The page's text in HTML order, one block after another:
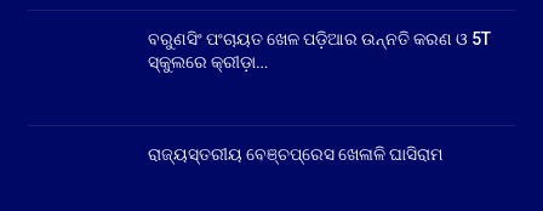
ବରୁଣସିଂ ପଂଚାୟତ ଖେଳ ପଡ଼ିଆର ଉନ୍ନତି କରଣ ଓ 5T
ସ୍କୁଲରେ କ୍ରୀଡ଼ା…
ରାଜ୍ୟସ୍ତରୀୟ ବେଞ୍ଚପ୍ରେସ ଖେଳାଳି ଘାସିରାମ